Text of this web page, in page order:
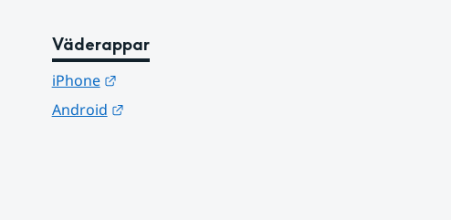
Väderappar
iPhone
Länk till annan webbplats.
Android
Länk till annan webbplats.